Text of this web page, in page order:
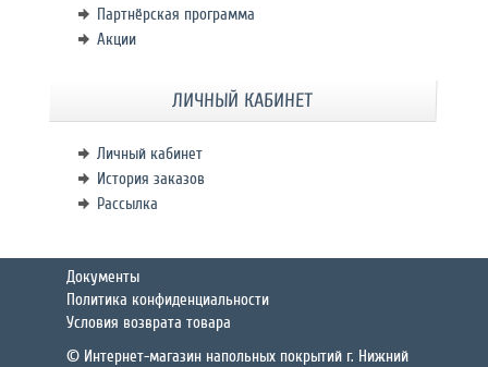
Партнёрская программа
Акции
ЛИЧНЫЙ КАБИНЕТ
Личный кабинет
История заказов
Рассылка
Документы
Политика конфиденциальности
Условия возврата товара
© Интернет-магазин напольных покрытий г. Нижний